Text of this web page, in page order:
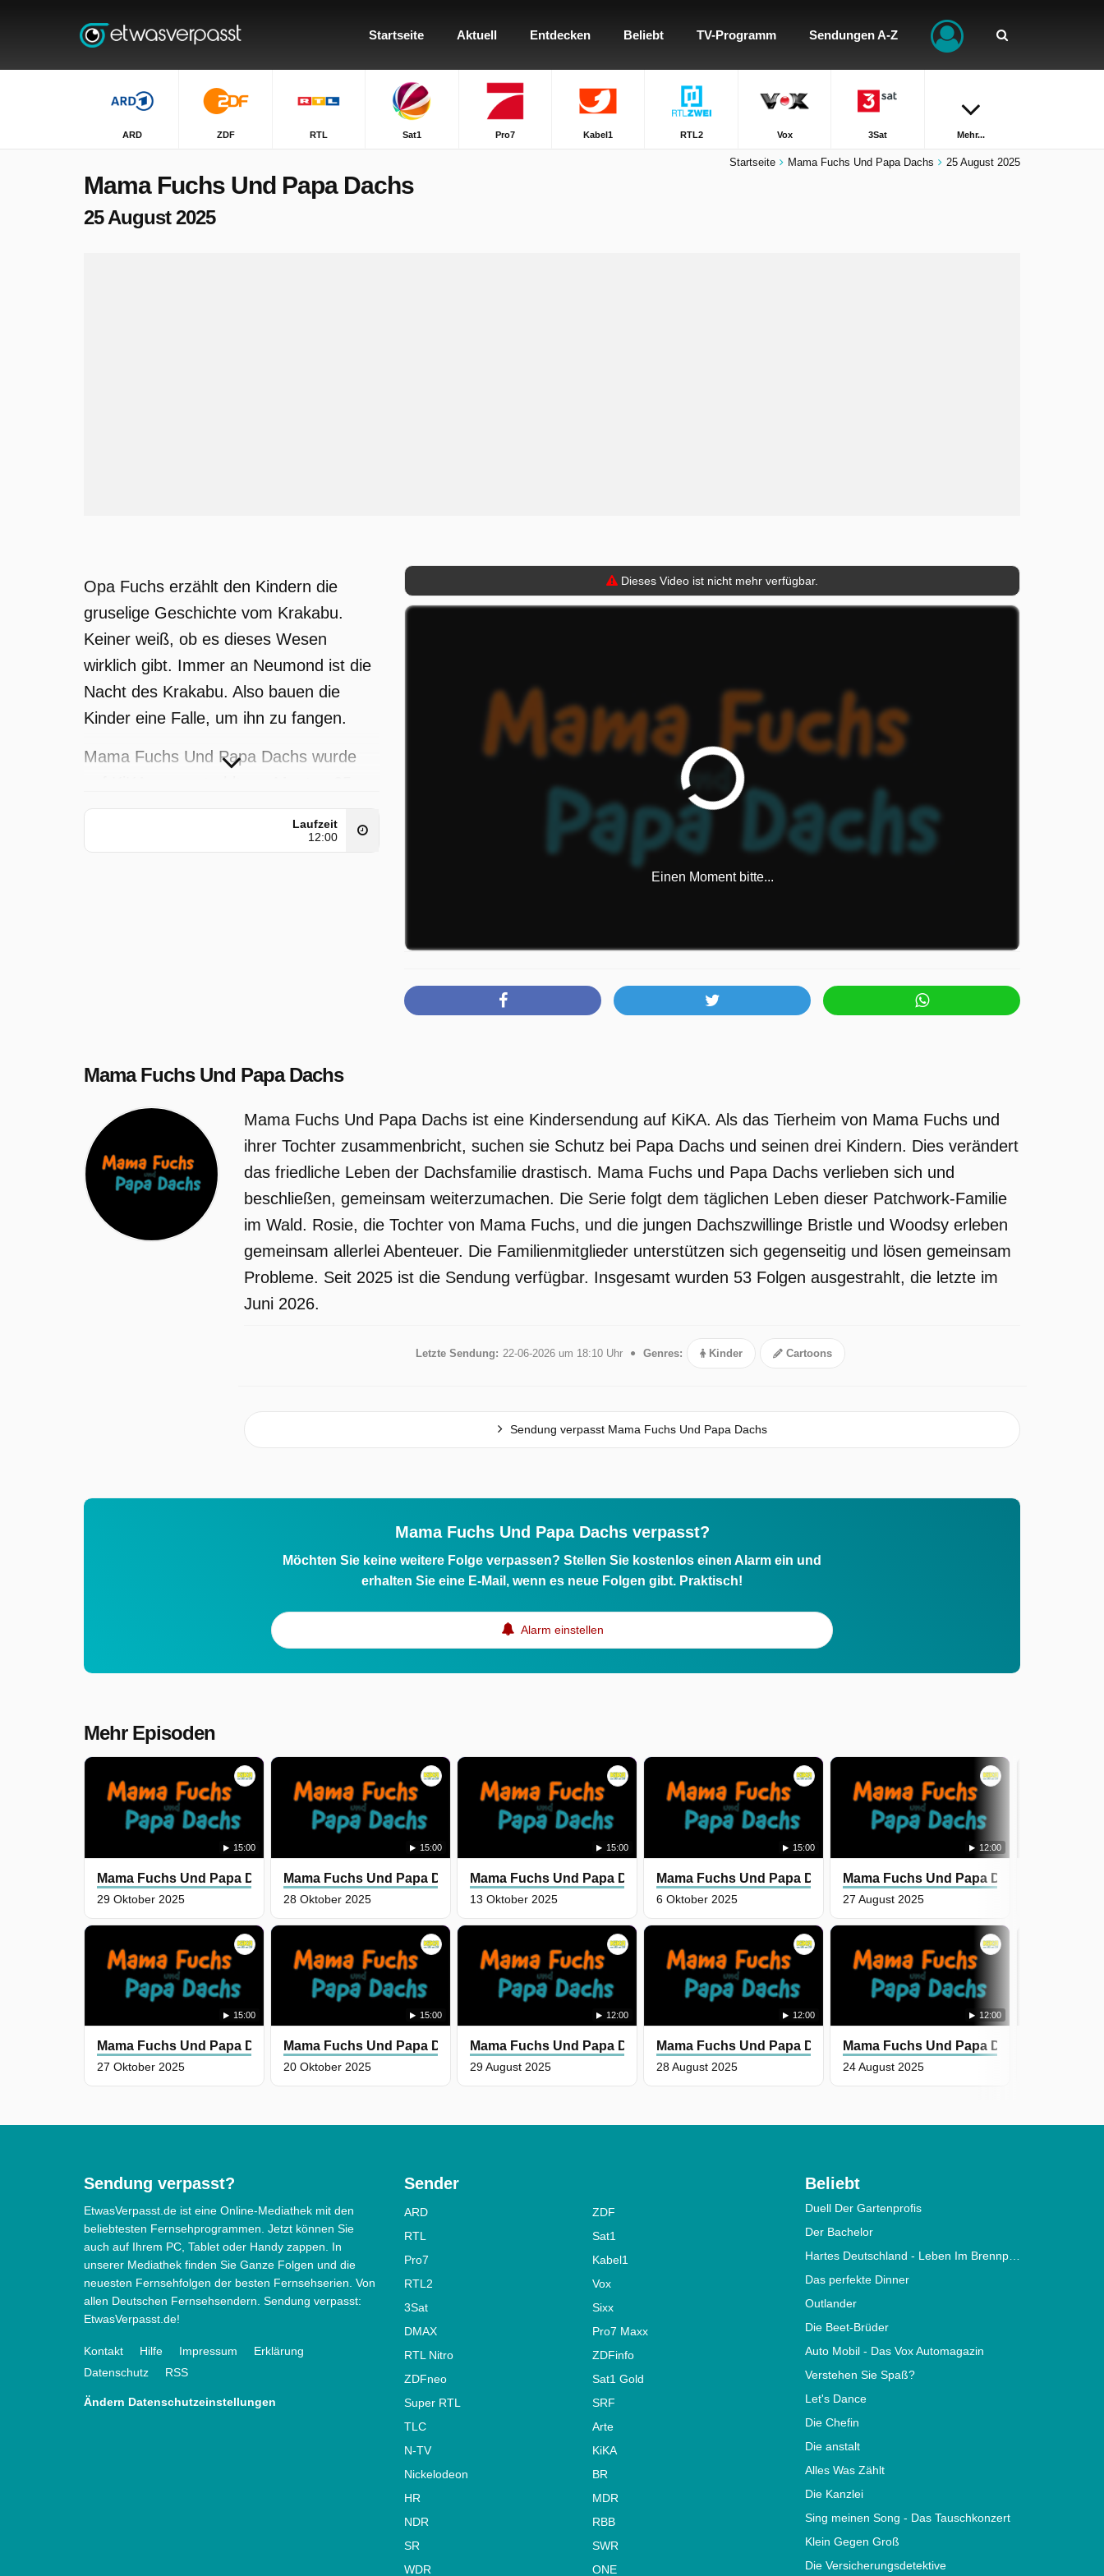
Startseite Aktuell Entdecken Beliebt TV-Programm Sendungen A-Z
ARD ZDF RTL Sat1 Pro7 Kabel1 RTL2 Vox 3Sat Mehr...
Startseite Mama Fuchs Und Papa Dachs 25 August 2025
Mama Fuchs Und Papa Dachs
25 August 2025
Opa Fuchs erzählt den Kindern die
gruselige Geschichte vom Krakabu.
Keiner weiß, ob es dieses Wesen
wirklich gibt. Immer an Neumond ist die
Nacht des Krakabu. Also bauen die
Kinder eine Falle, um ihn zu fangen.
Mama Fuchs Und Papa Dachs wurde
August 2025, 18:35 Uhr.
Laufzeit
12:00
Dieses Video ist nicht mehr verfügbar.
Einen Moment bitte...
Mama Fuchs Und Papa Dachs
Mama Fuchs Und Papa Dachs ist eine Kindersendung auf KiKA. Als das Tierheim von Mama Fuchs und
ihrer Tochter zusammenbricht, suchen sie Schutz bei Papa Dachs und seinen drei Kindern. Dies verändert
das friedliche Leben der Dachsfamilie drastisch. Mama Fuchs und Papa Dachs verlieben sich und
beschließen, gemeinsam weiterzumachen. Die Serie folgt dem täglichen Leben dieser Patchwork-Familie
im Wald. Rosie, die Tochter von Mama Fuchs, und die jungen Dachszwillinge Bristle und Woodsy erleben
gemeinsam allerlei Abenteuer. Die Familienmitglieder unterstützen sich gegenseitig und lösen gemeinsam
Probleme. Seit 2025 ist die Sendung verfügbar. Insgesamt wurden 53 Folgen ausgestrahlt, die letzte im
Juni 2026.
Letzte Sendung: 22-06-2026 um 18:10 Uhr Genres: Kinder Cartoons
Sendung verpasst Mama Fuchs Und Papa Dachs
Mama Fuchs Und Papa Dachs verpasst?
Möchten Sie keine weitere Folge verpassen? Stellen Sie kostenlos einen Alarm ein und
erhalten Sie eine E-Mail, wenn es neue Folgen gibt. Praktisch!
Alarm einstellen
Mehr Episoden
15:00
Mama Fuchs Und Papa Dachs
29 Oktober 2025
15:00
Mama Fuchs Und Papa Dachs
28 Oktober 2025
15:00
Mama Fuchs Und Papa Dachs
27 Oktober 2025
15:00
Mama Fuchs Und Papa Dachs
20 Oktober 2025
15:00
Mama Fuchs Und Papa Dachs
13 Oktober 2025
15:00
Mama Fuchs Und Papa Dachs
6 Oktober 2025
12:00
Mama Fuchs Und Papa Dachs
29 August 2025
12:00
Mama Fuchs Und Papa Dachs
28 August 2025
12:00
Mama Fuchs Und Papa Dachs
27 August 2025
12:00
Mama Fuchs Und Papa Dachs
24 August 2025
Sendung verpasst?
EtwasVerpasst.de ist eine Online-Mediathek mit den
beliebtesten Fernsehprogrammen. Jetzt können Sie
auch auf Ihrem PC, Tablet oder Handy zappen. In
unserer Mediathek finden Sie Ganze Folgen und die
neuesten Fernsehfolgen der besten Fernsehserien. Von
allen Deutschen Fernsehsendern. Sendung verpasst:
EtwasVerpasst.de!
Kontakt Hilfe Impressum
Erklärung
Datenschutz
RSS
Ändern Datenschutzeinstellungen
Sender
ARD
ZDF
RTL
Sat1
Pro7
Kabel1
RTL2
Vox
3Sat
Sixx
DMAX
Pro7 Maxx
RTL Nitro
ZDFinfo
ZDFneo
Sat1 Gold
Super RTL
SRF
TLC
Arte
N-TV
KiKA
Nickelodeon
BR
HR
MDR
NDR
RBB
SR
SWR
WDR
ONE
Beliebt
Duell Der Gartenprofis
Der Bachelor
Hartes Deutschland - Leben Im Brennpunkt
Das perfekte Dinner
Outlander
Die Beet-Brüder
Auto Mobil - Das Vox Automagazin
Verstehen Sie Spaß?
Let's Dance
Die Chefin
Die anstalt
Alles Was Zählt
Die Kanzlei
Sing meinen Song - Das Tauschkonzert
Klein Gegen Groß
Die Versicherungsdetektive